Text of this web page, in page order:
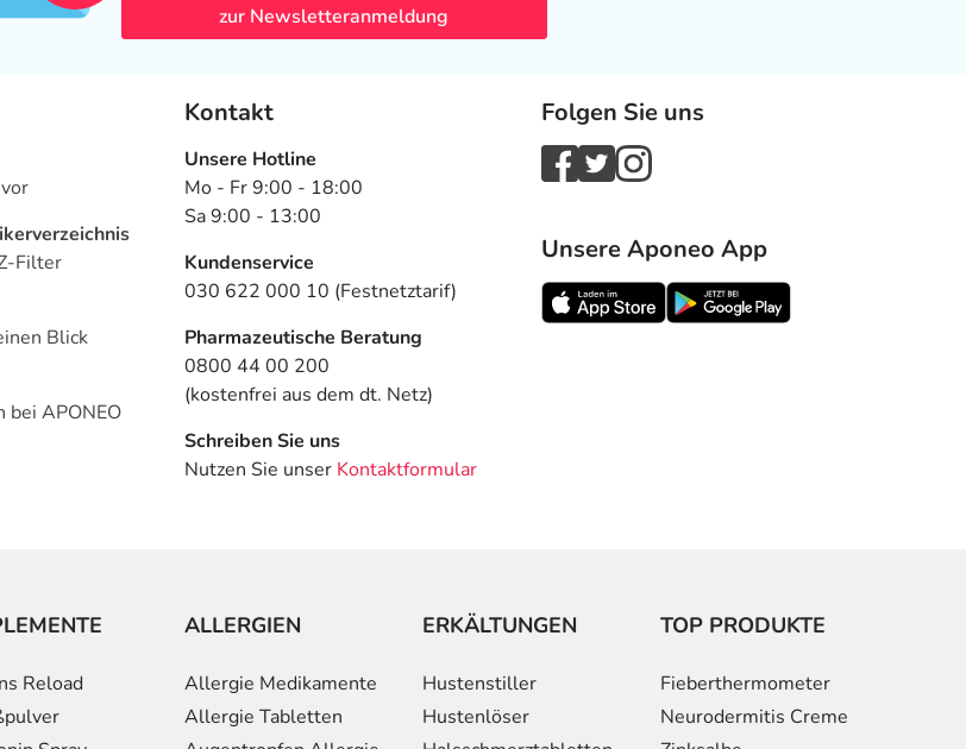
zur Newsletteranmeldung
Filter
Blick
bei APONEO
Kontakt
Unsere Hotline
Mo - Fr 9:00 - 18:00
Sa 9:00 - 13:00
Kundenservice
030 622 000 10 (Festnetztarif)
Pharmazeutische Beratung
0800 44 00 200
(kostenfrei aus dem dt. Netz)
Schreiben Sie uns
Nutzen Sie unser Kontaktformular
Folgen Sie uns
Unsere Aponeo App
Reload
ALLERGIEN
Allergie Medikamente
Allergie Tabletten
ERKÄLTUNGEN
Hustenstiller
Hustenlöser
TOP PRODUKTE
Fieberthermometer
Neurodermitis Creme